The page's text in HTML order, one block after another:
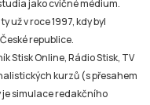
jako cvičné médium.
už v roce 1997, kdy byl
republice.
Stisk Online, Rádio Stisk, TV
kurzů (s přesahem
simulace redakčního